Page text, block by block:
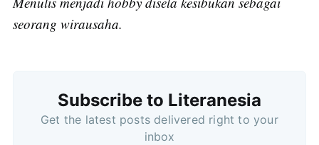
seorang wirausaha.
Subscribe to Literanesia
Get the latest posts delivered right to your
inbox